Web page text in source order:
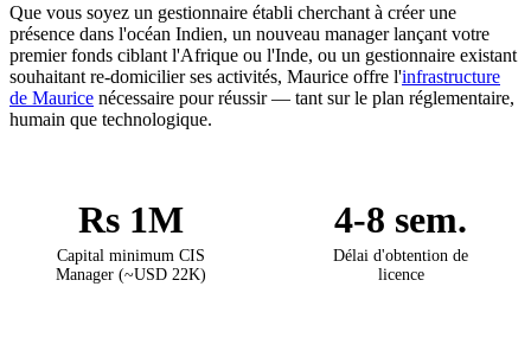
Que vous soyez un gestionnaire établi cherchant à créer une
présence dans l'océan Indien, un nouveau manager lançant votre
premier fonds ciblant l'Afrique ou l'Inde, ou un gestionnaire existant
souhaitant re-domicilier ses activités, Maurice offre l'infrastructure
de Maurice nécessaire pour réussir — tant sur le plan réglementaire,
humain que technologique.
Rs 1M
Capital minimum CIS
Manager (~USD 22K)
4-8 sem.
Délai d'obtention de
licence